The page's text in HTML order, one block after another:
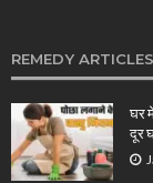
REMEDY ARTICLES
घर
दूर